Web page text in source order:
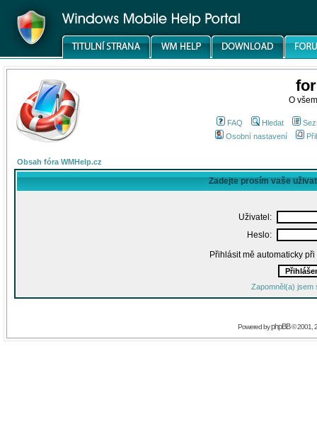
O
FAQ Hledat
Osobní nastavení
Obsah fóra WMHelp.cz
Zadejte prosím vaše
Uživatel:
Heslo:
Přihlásit mě automaticky
Zapomněl(a) jsem
Powered byphpBB© 2001,